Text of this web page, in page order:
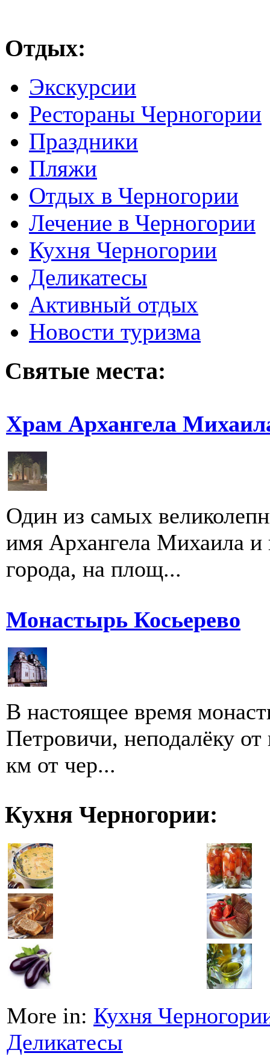
Отдых:
Экскурсии
Рестораны Черногории
Праздники
Пляжи
Отдых в Черногории
Лечение в Черногории
Кухня Черногории
Деликатесы
Активный отдых
Новости туризма
Святые места:
Храм Архангела
Один из самых
имя Архангела Михаила и
города, на площ...
Монастырь Косьерево
В настоящее время
Петровичи, неподалёку
км от чер...
Кухня Черногории:
More in: Кухня
Деликатесы